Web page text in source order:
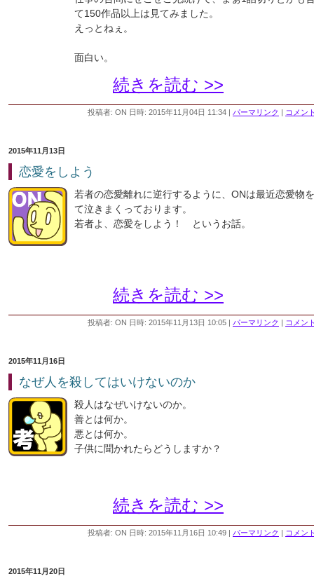
て150作品以上は見てみました。
えっとねぇ。
面白い。
続きを読む >>
投稿者: ON 日時: 2015年11月04日 11:34 | パーマリンク | コメン
2015年11月13日
恋愛をしよう
若者の恋愛離れに逆行するように、ONは最近恋愛物
て泣きまくっております。
若者よ、恋愛をしよう！ というお話。
続きを読む >>
投稿者: ON 日時: 2015年11月13日 10:05 | パーマリンク | コメン
2015年11月16日
なぜ人を殺してはいけないのか
殺人はなぜいけないのか。
善とは何か。
悪とは何か。
子供に聞かれたらどうしますか？
続きを読む >>
投稿者: ON 日時: 2015年11月16日 10:49 | パーマリンク | コメン
2015年11月20日